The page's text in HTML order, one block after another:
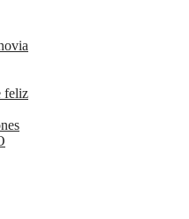
feliz